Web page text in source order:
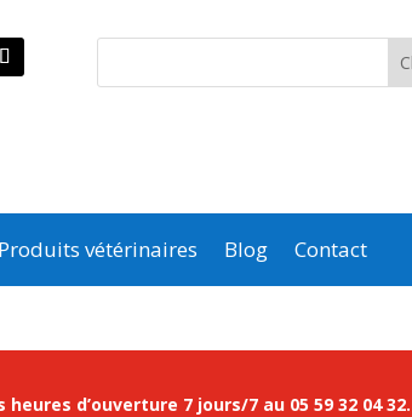
Produits vétérinaires Blog Contact
heures d’ouverture 7 jours/7 au 05 59 32 04 32.